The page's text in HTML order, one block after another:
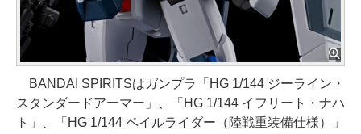
BANDAI SPIRITSはガンプラ「HG 1/144 ジーライン・
スタンダードアーマー」、「HG 1/144 イフリート・ナハ
ト」、「HG 1/144 ペイルライダー（陸戦重装備仕様）」